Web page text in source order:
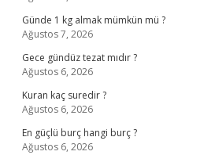
Günde 1 kg almak mümkün mü ?
Ağustos 7, 2026
Gece gündüz tezat mıdır ?
Ağustos 6, 2026
Kuran kaç suredir ?
Ağustos 6, 2026
En güçlü burç hangi burç ?
Ağustos 6, 2026